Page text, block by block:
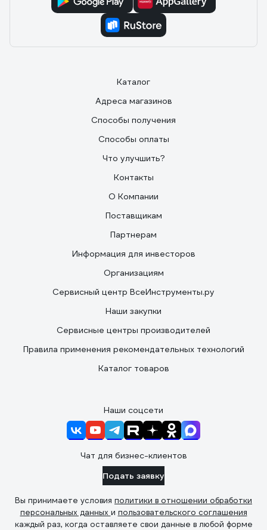
Каталог
Адреса магазинов
Способы получения
Способы оплаты
Что улучшить?
Контакты
О Компании
Поставщикам
Партнерам
Информация для инвесторов
Организациям
Сервисный центр ВсеИнструменты.ру
Наши закупки
Сервисные центры производителей
Правила применения рекомендательных технологий
Каталог товаров
Наши соцсети
Чат для бизнес-клиентов
Подать заявку
Вы принимаете условия политики в отношении обработки
персональных данных и пользовательского соглашения
каждый раз, когда оставляете свои данные в любой форме